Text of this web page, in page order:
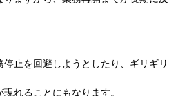
止を回避しようとしたり、ギリギリ
れることにもなります。